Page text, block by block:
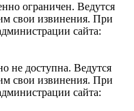
ограничен. Ведутся
свои извинения. При
сайта:
не доступна. Ведутся
свои извинения. При
сайта: